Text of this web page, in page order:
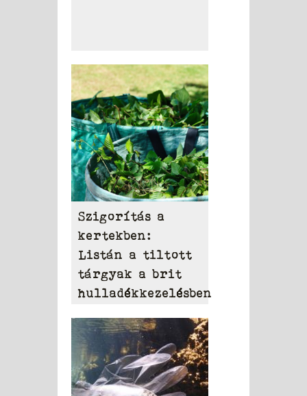
Szigorítás a
kertekben:
Listán a tiltott
tárgyak a brit
hulladékkezelésben